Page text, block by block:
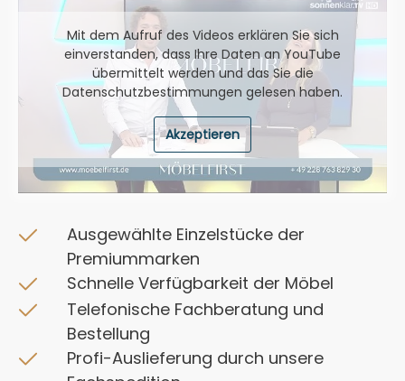
Mit dem Aufruf des Videos erklären Sie sich
einverstanden, dass Ihre Daten an YouTube
übermittelt werden und das Sie die
Datenschutzbestimmungen gelesen haben.
Akzeptieren
Ausgewählte Einzelstücke der
Premiummarken
Schnelle Verfügbarkeit der Möbel
Telefonische Fachberatung und
Bestellung
Profi-Auslieferung durch unsere